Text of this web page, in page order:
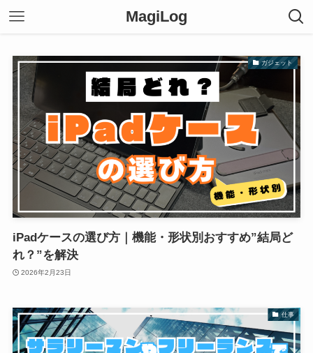
MagiLog
ガジェット
iPadケースの選び方｜機能・形状別おすすめ”結局ど
れ？”を解決
2026年2月23日
仕事